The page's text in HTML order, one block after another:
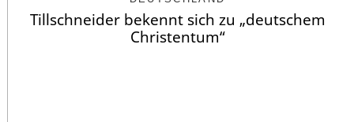
Tillschneider bekennt sich zu „deutschem
Christentum“